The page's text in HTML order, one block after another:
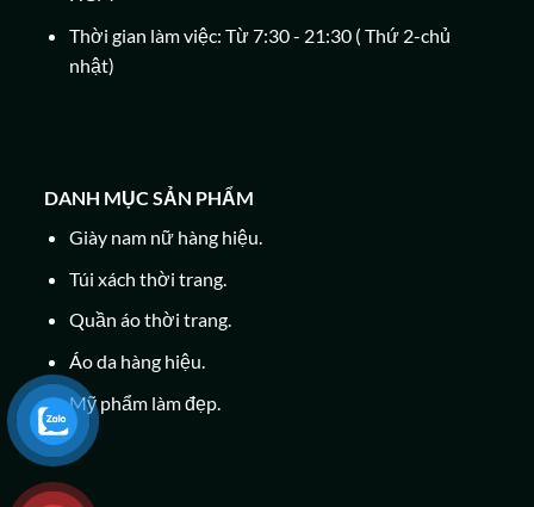
Thời gian làm việc: Từ 7:30 - 21:30 ( Thứ 2-chủ
nhật)
DANH MỤC SẢN PHẨM
Giày nam nữ hàng hiệu.
Túi xách thời trang.
Quần áo thời trang.
Áo da hàng hiệu.
Mỹ phẩm làm đẹp.